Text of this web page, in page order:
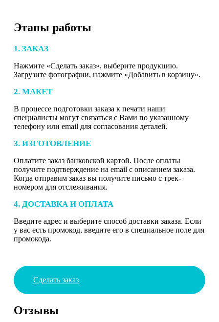
Этапы работы
1. ЗАКАЗ
Нажмите «Сделать заказ», выберите продукцию.
Загрузите фотографии, нажмите «Добавить в корзину».
2. МАКЕТ
В процессе подготовки заказа к печати наши
специалисты могут связаться с Вами по указанному
телефону или email для согласования деталей.
3. ИЗГОТОВЛЕНИЕ
Оплатите заказ банковской картой. После оплаты
получите подтверждение на email с описанием заказа.
Когда отправим заказ вы получите письмо с трек-
номером для отслеживания.
4. ДОСТАВКА И ОПЛАТА
Введите адрес и выберите способ доставки заказа. Если
у вас есть промокод, введите его в специальное поле для
промокода.
Сделать заказ
Отзывы